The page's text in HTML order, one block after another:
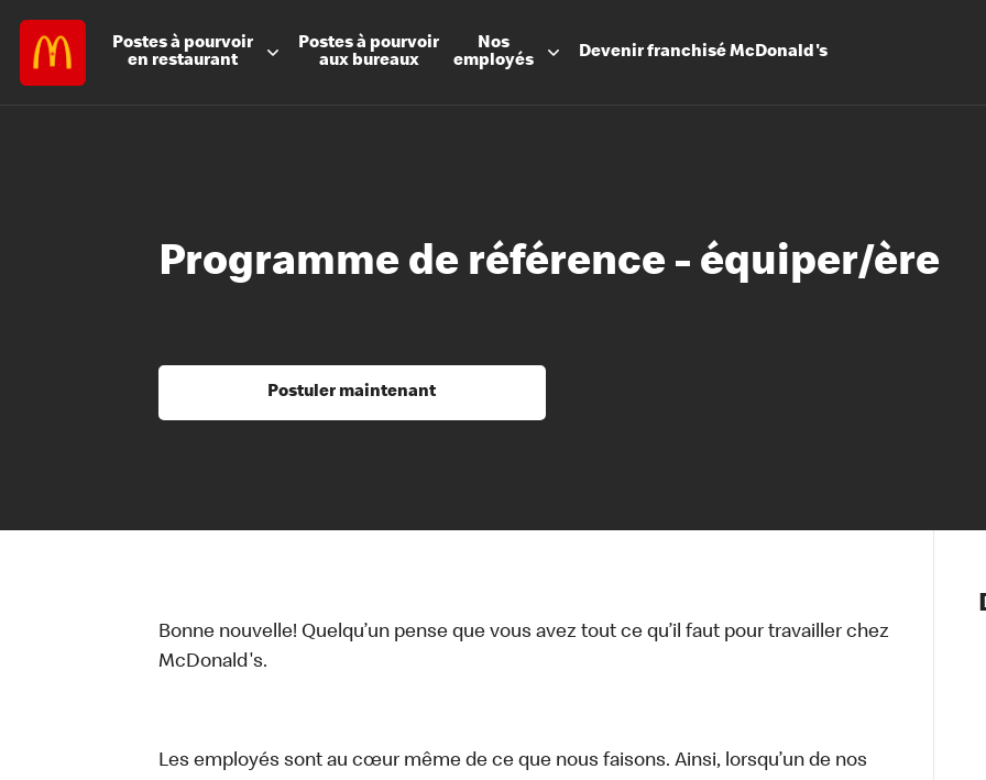
Postes à pourvoir
en restaurant
Postes à pourvoir
aux bureaux
Nos
employés
DevenirfranchiséMcDonald's
Les
Notre
Nos
Santé et
Programme de référence - équiper/ère
Postuler maintenant
Bonne nouvelle! Quelqu’un pense que vous avez tout ce qu’il faut pour travailler chez
McDonald's.
Les employés sont au cœur même de ce que nous faisons. Ainsi, lorsqu’un de nos